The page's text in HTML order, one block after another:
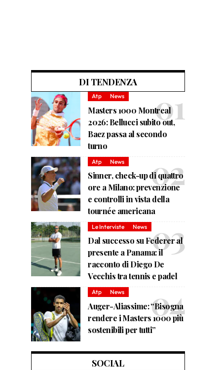
DI TENDENZA
Atp News
Masters 1000 Montreal
2026: Bellucci subito out,
Baez passa al secondo
turno
Atp News
Sinner, check-up di quattro
ore a Milano: prevenzione
e controlli in vista della
tournée americana
Le Interviste News
Dal successo su Federer al
presente a Panama: il
racconto di Diego De
Vecchis tra tennis e padel
Atp News
Auger-Aliassime: “Bisogna
rendere i Masters 1000 più
sostenibili per tutti”
SOCIAL